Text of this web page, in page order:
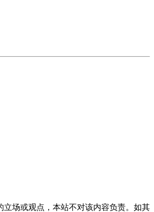
场或观点，本站不对该内容负责。如其